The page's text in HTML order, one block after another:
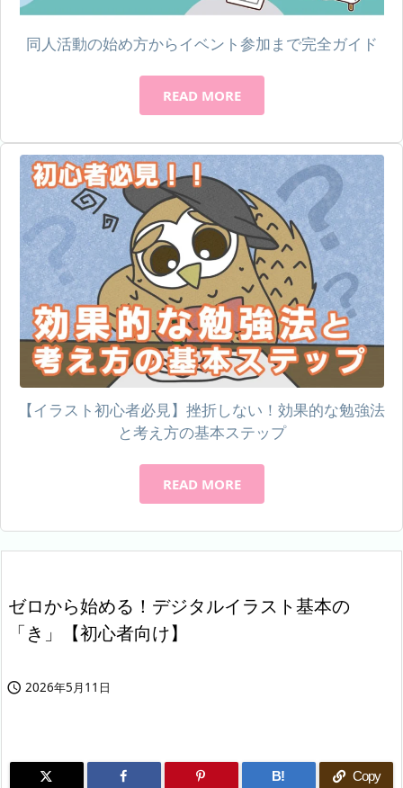
同人活動の始め方からイベント参加まで完全ガイド
READ MORE
【イラスト初心者必見】挫折しない！効果的な勉強法
と考え方の基本ステップ
READ MORE
ゼロから始める！デジタルイラスト基本の
「き」【初心者向け】
 2026年5月11日
B! Copy